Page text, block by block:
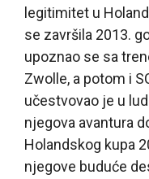
legitimitet u
se završila 2013.
upoznao se sa
Zwolle, a potom i
učestvovao je u
njegova avantura
Holandskog kupa
njegove buduće